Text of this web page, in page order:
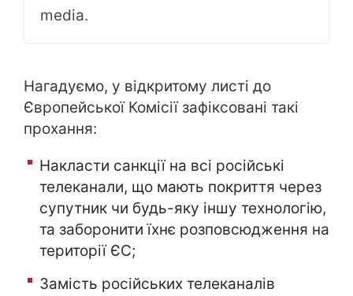
media.
Нагадуємо, у відкритому листі до
Європейської Комісії зафіксовані такі
прохання:
Накласти санкції на всі російські
телеканали, що мають покриття через
супутник чи будь-яку іншу технологію,
та заборонити їхнє розповсюдження на
території ЄС;
Замість російських телеканалів